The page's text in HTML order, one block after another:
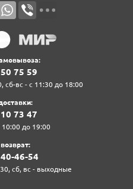
7‍5‍ 5‍9‍
сб-вс - с 11:30 до 18:00
7‍3‍ 4‍7‍
до 19:00
4‍6‍-5‍4‍
сб, вс - выходные